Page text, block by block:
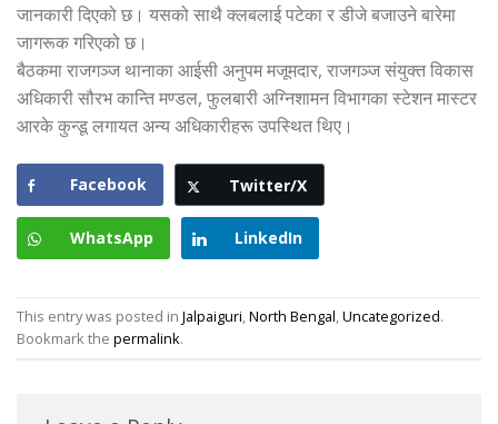
जानकारी दिएको छ। यसको साथै क्लबलाई पटेका र डीजे बजाउने बारेमा
जागरूक गरिएको छ।
बैठकमा राजगञ्ज थानाका आईसी अनुपम मजूमदार, राजगञ्ज संयुक्त विकास
अधिकारी सौरभ कान्ति मण्डल, फुलबारी अग्निशामन विभागका स्टेशन मास्टर
आरके कुन्डू लगायत अन्य अधिकारीहरू उपस्थित थिए।
Facebook Twitter/X
WhatsApp LinkedIn
This entry was posted in Jalpaiguri,North Bengal,Uncategorized.
Bookmark the permalink.